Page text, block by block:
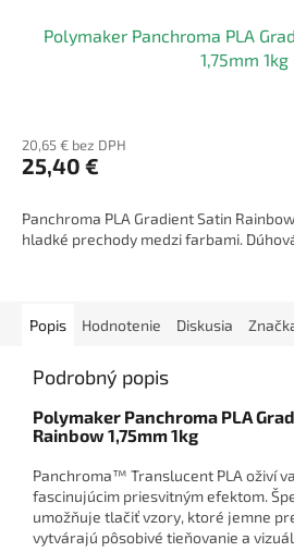
Polymaker Panchroma PLA
1,75mm 1kg
20,65 € bez DPH
25,40 €
Panchroma PLA Gradient Satin
hladké prechody medzi farbami.
Popis Hodnotenie Diskusia
Podrobný popis
Polymaker Panchroma PLA
Rainbow 1,75mm 1kg
Panchroma™ Translucent PLA oživí
fascinujúcim priesvitným efektom.
umožňuje tlačiť vzory, ktoré jemne
vytvárajú pôsobivé tieňovanie a